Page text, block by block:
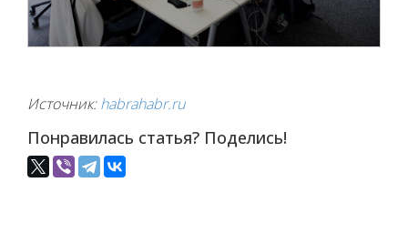
Источник:habrahabr.ru
Понравилась статья? Поделись!